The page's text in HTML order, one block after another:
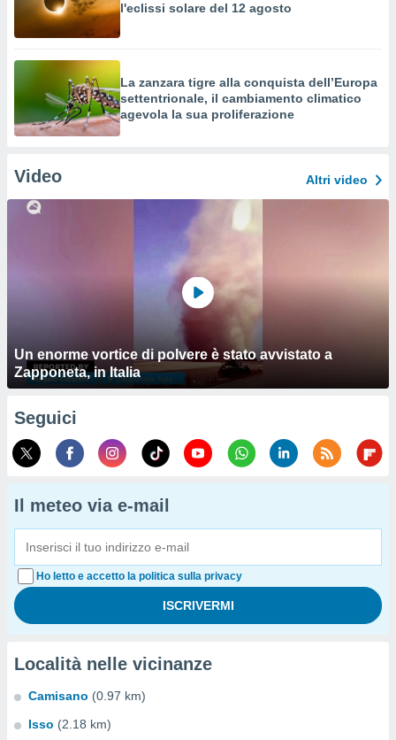
l'eclissi solare del 12 agosto
La zanzara tigre alla conquista dell’Europa
settentrionale, il cambiamento climatico
agevola la sua proliferazione
Video Altri video
Un enorme vortice di polvere è stato avvistato a
Zapponeta, in Italia
Seguici
Il meteo via e-mail
Ho letto e accetto la politica sulla privacy
Località nelle vicinanze
Camisano (0.97 km)
Isso (2.18 km)